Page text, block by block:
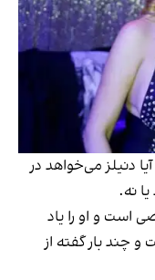
دنیلز می‌خواهد در
نه.
است و او را یاد
چند بار گفته از